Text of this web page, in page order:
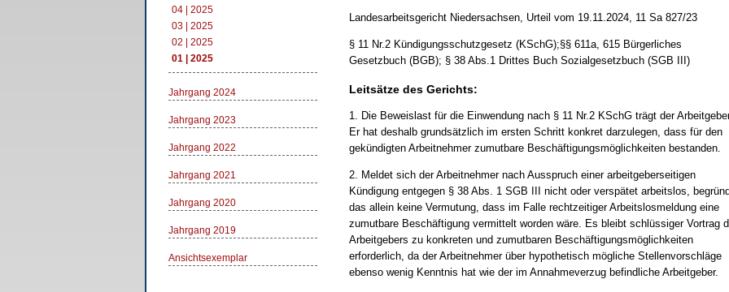
04 | 2025
03 | 2025
02 | 2025
01 | 2025
Jahrgang 2024
Jahrgang 2023
Jahrgang 2022
Jahrgang 2021
Jahrgang 2020
Jahrgang 2019
Ansichtsexemplar
Landesarbeitsgericht Niedersachsen, Urteil vom 19.11.2024, 11 Sa 827/23
§ 11 Nr.2 Kündigungsschutzgesetz (KSchG);§§ 611a, 615 Bürgerliches
Gesetzbuch (BGB); § 38 Abs.1 Drittes Buch Sozialgesetzbuch (SGB III)
Leitsätze des Gerichts:
1. Die Beweislast für die Einwendung nach § 11 Nr.2 KSchG trägt der
Er hat deshalb grundsätzlich im ersten Schritt konkret darzulegen, dass für den
gekündigten Arbeitnehmer zumutbare Beschäftigungsmöglichkeiten bestanden.
2. Meldet sich der Arbeitnehmer nach Ausspruch einer arbeitgeberseitigen
Kündigung entgegen § 38 Abs. 1 SGB III nicht oder verspätet arbeitslos,
das allein keine Vermutung, dass im Falle rechtzeitiger Arbeitslosmeldung eine
zumutbare Beschäftigung vermittelt worden wäre. Es bleibt schlüssiger Vortrag
Arbeitgebers zu konkreten und zumutbaren Beschäftigungsmöglichkeiten
erforderlich, da der Arbeitnehmer über hypothetisch mögliche Stellenvorschläge
ebenso wenig Kenntnis hat wie der im Annahmeverzug befindliche Arbeitgeber.